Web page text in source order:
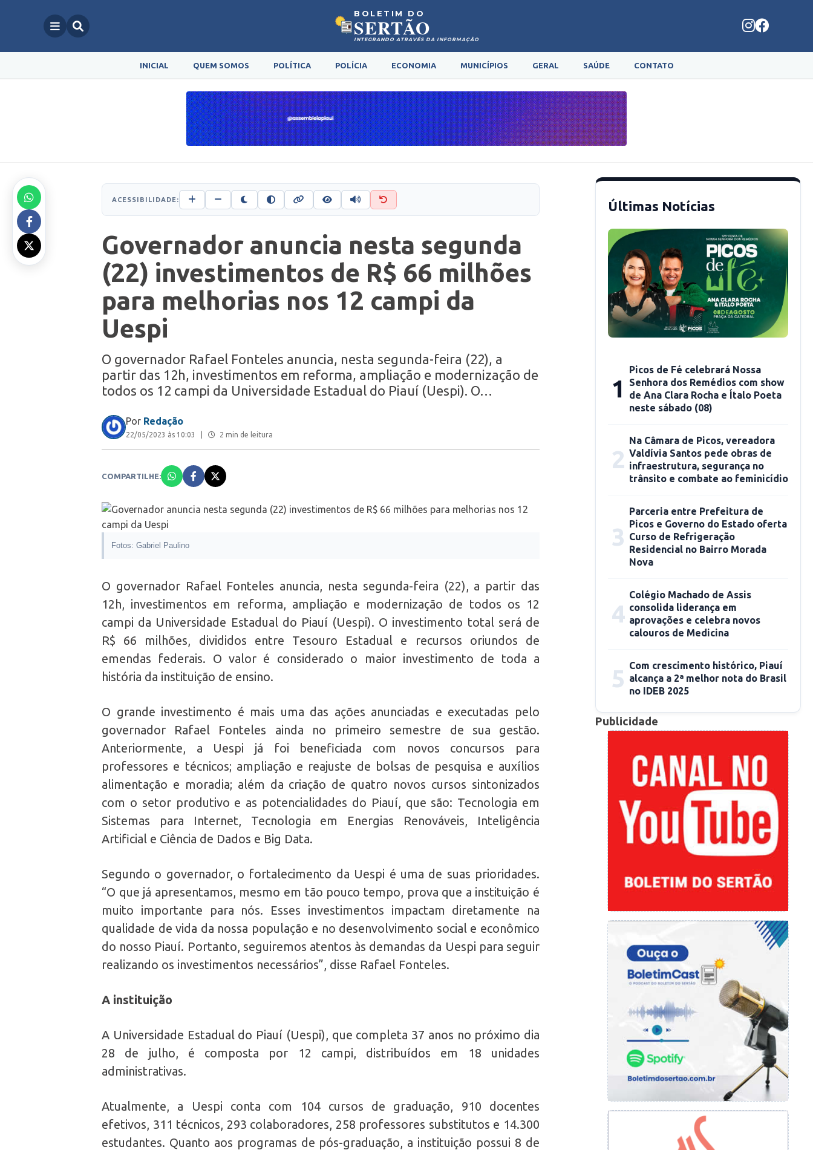
BOLETIM DO
SERTÃO
INTEGRANDO ATRAVÉS DA INFORMAÇÃO
INICIAL QUEM SOMOS POLÍTICA POLÍCIA ECONOMIA MUNICÍPIOS GERAL SAÚDE CONTATO
ACESSIBILIDADE:
Governador anuncia nesta segunda
(22) investimentos de R$ 66 milhões
para melhorias nos 12 campi da
Uespi
O governador Rafael Fonteles anuncia, nesta segunda-feira (22), a
partir das 12h, investimentos em reforma, ampliação e modernização de
todos os 12 campi da Universidade Estadual do Piauí (Uespi). O…
Por Redação
22/05/2023 às 10:03 2 min de leitura
COMPARTILHE:
Fotos: Gabriel Paulino
O governador Rafael Fonteles anuncia, nesta segunda-feira (22), a partir das
12h, investimentos em reforma, ampliação e modernização de todos os 12
campi da Universidade Estadual do Piauí (Uespi). O investimento total será de
R$ 66 milhões, divididos entre Tesouro Estadual e recursos oriundos de
emendas federais. O valor é considerado o maior investimento de toda a
história da instituição de ensino.
O grande investimento é mais uma das ações anunciadas e executadas pelo
governador Rafael Fonteles ainda no primeiro semestre de sua gestão.
Anteriormente, a Uespi já foi beneficiada com novos concursos para
professores e técnicos; ampliação e reajuste de bolsas de pesquisa e auxílios
alimentação e moradia; além da criação de quatro novos cursos sintonizados
com o setor produtivo e as potencialidades do Piauí, que são: Tecnologia em
Sistemas para Internet, Tecnologia em Energias Renováveis, Inteligência
Artificial e Ciência de Dados e Big Data.
Segundo o governador, o fortalecimento da Uespi é uma de suas prioridades.
“O que já apresentamos, mesmo em tão pouco tempo, prova que a instituição é
muito importante para nós. Esses investimentos impactam diretamente na
qualidade de vida da nossa população e no desenvolvimento social e econômico
do nosso Piauí. Portanto, seguiremos atentos às demandas da Uespi para seguir
realizando os investimentos necessários”, disse Rafael Fonteles.
A instituição
A Universidade Estadual do Piauí (Uespi), que completa 37 anos no próximo dia
28 de julho, é composta por 12 campi, distribuídos em 18 unidades
administrativas.
Atualmente, a Uespi conta com 104 cursos de graduação, 910 docentes
efetivos, 311 técnicos, 293 colaboradores, 258 professores substitutos e 14.300
estudantes. Quanto aos programas de pós-graduação, a instituição possui 8 de
Últimas Notícias
1
Picos de Fé celebrará Nossa
Senhora dos Remédios com show
de Ana Clara Rocha e Ítalo Poeta
neste sábado (08)
2
Na Câmara de Picos, vereadora
Valdívia Santos pede obras de
infraestrutura, segurança no
trânsito e combate ao feminicídio
3
Parceria entre Prefeitura de
Picos e Governo do Estado oferta
Curso de Refrigeração
Residencial no Bairro Morada
Nova
4
Colégio Machado de Assis
consolida liderança em
aprovações e celebra novos
calouros de Medicina
5 Com crescimento histórico, Piauí
alcança a 2ª melhor nota do Brasil
no IDEB 2025
Publicidade